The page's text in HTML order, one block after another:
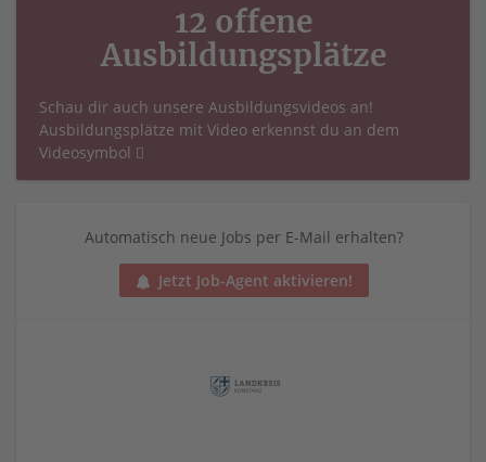
12 offene
Ausbildungsplätze
Schau dir auch unsere Ausbildungsvideos an!
Ausbildungsplätze mit Video erkennst du an dem
Videosymbol
Automatisch neue Jobs per E-Mail erhalten?
Jetzt Job-Agent aktivieren!